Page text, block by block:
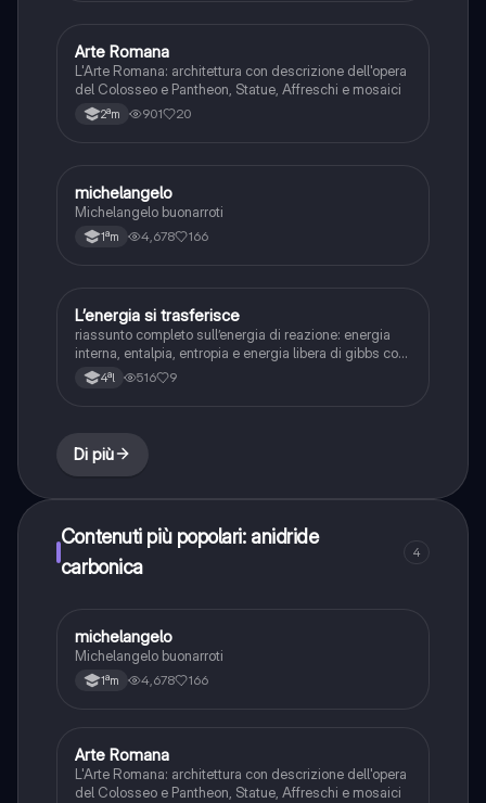
Arte
Arte Romana
L'Arte Romana: architettura con descrizione dell'opera
del Colosseo e Pantheon, Statue, Affreschi e mosaici
2ªm 901 20
Arte
michelangelo
Michelangelo buonarroti
1ªm 4,678 166
Scienze
L’energia si trasferisce
riassunto completo sull’energia di reazione: energia
interna, entalpia, entropia e energia libera di gibbs con
formule
4ªl 516 9
Di più
Contenuti più popolari: anidride
carbonica
4
Arte
michelangelo
Michelangelo buonarroti
1ªm 4,678 166
Arte
Arte Romana
L'Arte Romana: architettura con descrizione dell'opera
del Colosseo e Pantheon, Statue, Affreschi e mosaici